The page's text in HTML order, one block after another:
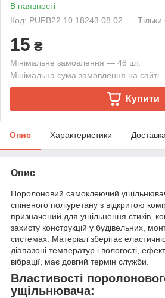
В наявності
Код: PUFB22.10.18243.08.02
Тільки
15 ₴
Мінімальне замовлення — 48 шт.
Мінімальна сума замовлення на
Купити
Опис Характеристики Доставка
Опис
Поролоновий самоклеючий
спіненого поліуретану з відкритою
призначений для ущільнення стиків,
захисту конструкцій у будівельних,
системах. Матеріал зберігає
діапазоні температур і вологості,
вібрації, має довгий термін служби.
Властивості
ущільнювача: